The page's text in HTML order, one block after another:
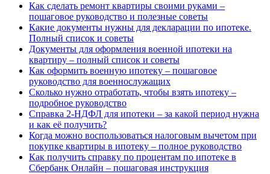
Как сделать ремонт квартиры своими руками –
пошаговое руководство и полезные советы
Какие документы нужны для декларации по ипотеке.
Полный список и советы
Документы для оформления военной ипотеки на
квартиру – полный список и советы
Как оформить военную ипотеку – пошаговое
руководство для военнослужащих
Сколько нужно отработать, чтобы взять ипотеку –
подробное руководство
Справка 2-НДФЛ для ипотеки – за какой период нужна
и как её получить?
Когда можно воспользоваться налоговым вычетом при
покупке квартиры в ипотеку – полное руководство
Как получить справку по процентам по ипотеке в
Сбербанк Онлайн – пошаговая инструкция